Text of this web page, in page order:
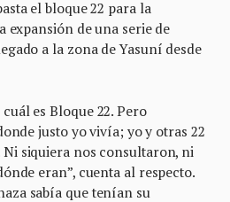
el bloque 22 para la
expansión de una serie de
a la zona de Yasuní desde
es Bloque 22. Pero
justo yo vivía; yo y otras 22
siquiera nos consultaron, ni
eran”, cuenta al respecto.
sabía que tenían su